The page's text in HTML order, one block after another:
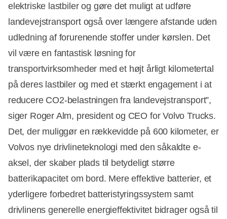
elektriske lastbiler og gøre det muligt at udføre
landevejstransport også over længere afstande uden
udledning af forurenende stoffer under kørslen. Det
vil være en fantastisk løsning for
transportvirksomheder med et højt årligt kilometertal
på deres lastbiler og med et stærkt engagement i at
reducere CO2-belastningen fra landevejstransport”,
siger Roger Alm, president og CEO for Volvo Trucks.
Det, der muliggør en rækkevidde på 600 kilometer, er
Volvos nye drivlineteknologi med den såkaldte e-
aksel, der skaber plads til betydeligt større
batterikapacitet om bord. Mere effektive batterier, et
yderligere forbedret batteristyringssystem samt
drivlinens generelle energieffektivitet bidrager også til